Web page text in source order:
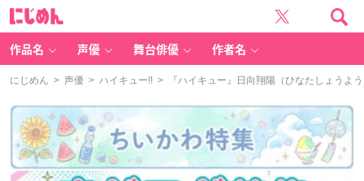
作品名 声優 舞台俳優 作者名
にじめん > 声優 > ハイキュー!! > 『ハイキュー』日向翔陽（ひなたしょうよ